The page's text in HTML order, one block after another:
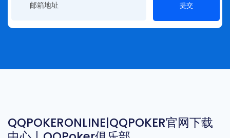
提交
QQPOKERONLINE|QQPOKER官网下载